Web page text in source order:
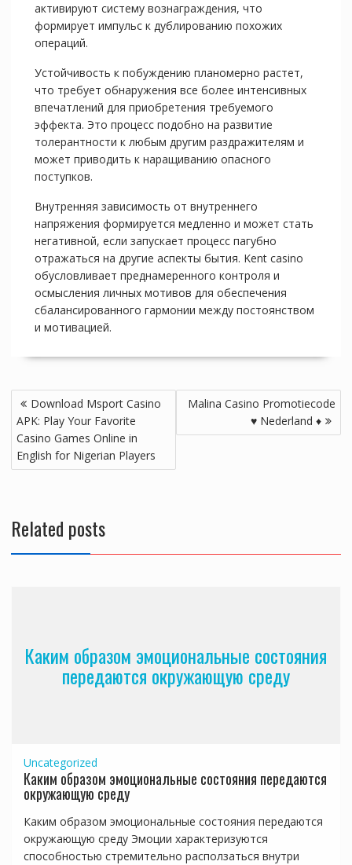
активируют систему вознаграждения, что
формирует импульс к дублированию похожих
операций.
Устойчивость к побуждению планомерно растет,
что требует обнаружения все более интенсивных
впечатлений для приобретения требуемого
эффекта. Это процесс подобно на развитие
толерантности к любым другим раздражителям и
может приводить к наращиванию опасного
поступков.
Внутренняя зависимость от внутреннего
напряжения формируется медленно и может стать
негативной, если запускает процесс пагубно
отражаться на другие аспекты бытия. Kent casino
обусловливает преднамеренного контроля и
осмысления личных мотивов для обеспечения
сбалансированного гармонии между постоянством
и мотивацией.
Post
navigation
Download Msport Casino
APK: Play Your Favorite
Casino Games Online in
English for Nigerian Players
Malina Casino Promotiecode
♥️ Nederland ♦️
Related posts
Каким образом эмоциональные состояния
передаются окружающую среду
Uncategorized
Каким образом эмоциональные состояния передаются
окружающую среду
Каким образом эмоциональные состояния передаются
окружающую среду Эмоции характеризуются
способностью стремительно расползаться внутри